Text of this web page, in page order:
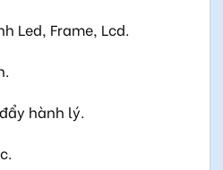
Led, Frame, Lcd.
hành lý.